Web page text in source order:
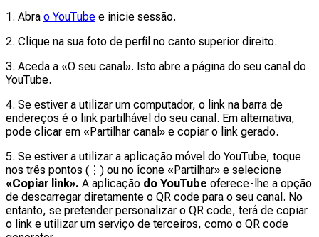
1. Abra o YouTube e inicie sessão.
2. Clique na sua foto de perfil no canto superior direito.
3. Aceda a «O seu canal». Isto abre a página do seu canal do
YouTube.
4. Se estiver a utilizar um computador, o link na barra de
endereços é o link partilhável do seu canal. Em alternativa,
pode clicar em «Partilhar canal» e copiar o link gerado.
5. Se estiver a utilizar a aplicação móvel do YouTube, toque
nos três pontos (⋮) ou no ícone «Partilhar» e selecione
«Copiar link». A aplicação do YouTube oferece-lhe a opção
de descarregar diretamente o QR code para o seu canal. No
entanto, se pretender personalizar o QR code, terá de copiar
o link e utilizar um serviço de terceiros, como o QR code